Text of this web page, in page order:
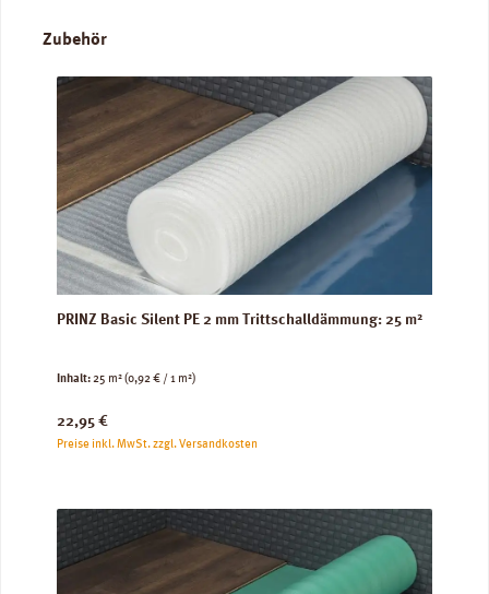
Produktgalerie überspringen
Zubehör
PRINZ Basic Silent PE 2 mm Trittschalldämmung: 25 m²
Inhalt:25 m²(0,92 € / 1 m²)
Regulärer Preis:
22,95 €
Preise inkl. MwSt. zzgl. Versandkosten